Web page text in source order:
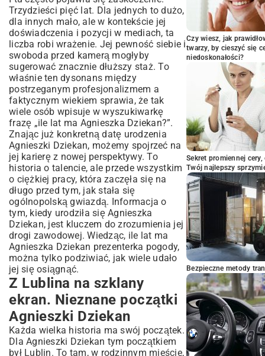
Trzydzieści pięć lat. Dla jednych to dużo,
dla innych mało, ale w kontekście jej
doświadczenia i pozycji w mediach, ta
liczba robi wrażenie. Jej pewność siebie i
swoboda przed kamerą mogłyby
sugerować znacznie dłuższy staż. To
właśnie ten dysonans między
postrzeganym profesjonalizmem a
faktycznym wiekiem sprawia, że tak
wiele osób wpisuje w wyszukiwarkę
frazę „ile lat ma Agnieszka Dziekan?”.
Znając już konkretną datę urodzenia
Agnieszki Dziekan, możemy spojrzeć na
jej karierę z nowej perspektywy. To
historia o talencie, ale przede wszystkim
o ciężkiej pracy, która zaczęła się na
długo przed tym, jak stała się
ogólnopolską gwiazdą. Informacja o
tym, kiedy urodziła się Agnieszka
Dziekan, jest kluczem do zrozumienia jej
drogi zawodowej. Wiedząc, ile lat ma
Agnieszka Dziekan prezenterka pogody,
można tylko podziwiać, jak wiele udało
jej się osiągnąć.
Z Lublina na szklany
ekran. Nieznane początki
Agnieszki Dziekan
Każda wielka historia ma swój początek.
Dla Agnieszki Dziekan tym początkiem
był Lublin. To tam, w rodzinnym mieście,
Czy wiesz, jak
twarzy, by cieszyć się
niedoskonałości?
Sekret promiennej
Twój najlepszy
Bezpieczne metody